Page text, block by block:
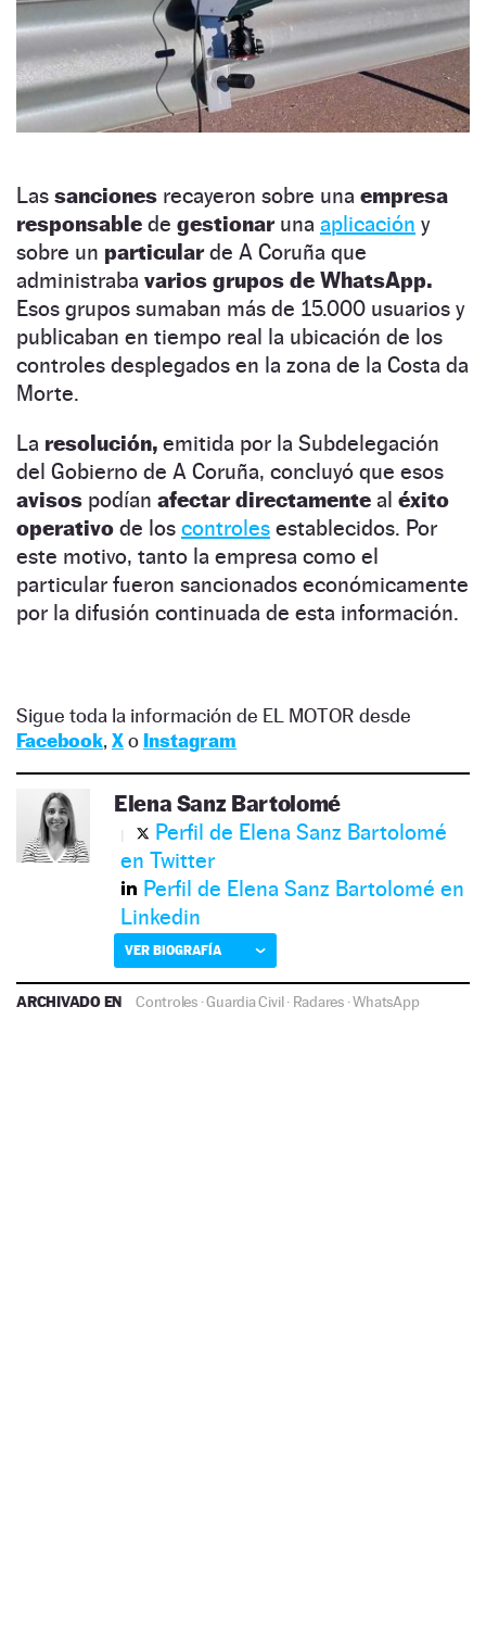
Las sanciones recayeron sobre una empresa
responsable de gestionar una aplicación y
sobre un particularde A Coruña que
administraba varios grupos de WhatsApp.
Esos grupos sumaban más de 15.000 usuarios y
publicaban en tiempo real la ubicación de los
controles desplegados en la zona de la Costa da
Morte.
La resolución, emitida por la Subdelegación
del Gobierno de A Coruña, concluyó que esos
avisos podían afectar directamente al éxito
operativo de los controles establecidos. Por
este motivo, tanto la empresa como el
particular fueron sancionados económicamente
por la difusión continuada de esta información.
Sigue toda la información de EL MOTOR desde
Facebook, Xo Instagram
Elena Sanz Bartolomé
Perfil de Elena Sanz Bartolomé
en Twitter
Perfil de Elena Sanz Bartolomé en
Linkedin
VER BIOGRAFÍA
ARCHIVADO EN Controles·Guardia Civil· Radares·WhatsApp